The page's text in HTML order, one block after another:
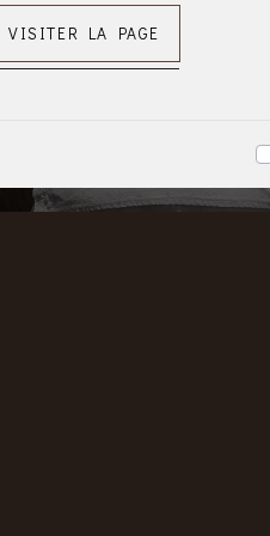
VISITER LA PAGE